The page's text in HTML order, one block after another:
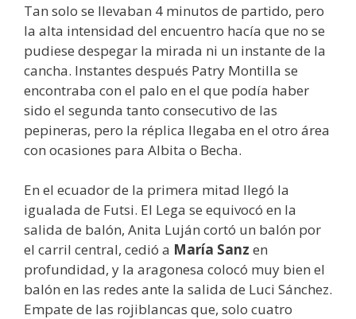
Tan solo se llevaban 4 minutos de partido, pero
la alta intensidad del encuentro hacía que no se
pudiese despegar la mirada ni un instante de la
cancha. Instantes después Patry Montilla se
encontraba con el palo en el que podía haber
sido el segunda tanto consecutivo de las
pepineras, pero la réplica llegaba en el otro área
con ocasiones para Albita o Becha.
En el ecuador de la primera mitad llegó la
igualada de Futsi. El Lega se equivocó en la
salida de balón, Anita Luján cortó un balón por
el carril central, cedió a María Sanz en
profundidad, y la aragonesa colocó muy bien el
balón en las redes ante la salida de Luci Sánchez.
Empate de las rojiblancas que, solo cuatro